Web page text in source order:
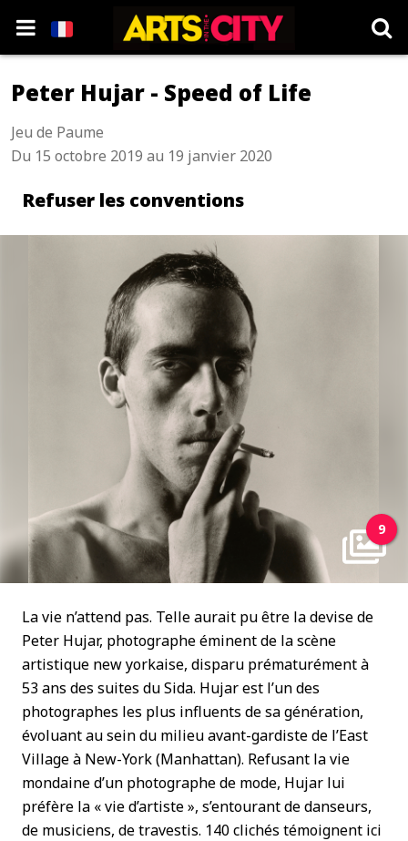
Peter Hujar - Speed of Life
Jeu de Paume
Du 15 octobre 2019 au 19 janvier 2020
Refuser les conventions
9
La vie n’attend pas. Telle aurait pu être la devise de
Peter Hujar, photographe éminent de la scène
artistique new yorkaise, disparu prématurément à
53 ans des suites du Sida. Hujar est l’un des
photographes les plus influents de sa génération,
évoluant au sein du milieu avant-gardiste de l’East
Village à New-York (Manhattan). Refusant la vie
mondaine d’un photographe de mode, Hujar lui
préfère la « vie d’artiste », s’entourant de danseurs,
de musiciens, de travestis. 140 clichés témoignent ici